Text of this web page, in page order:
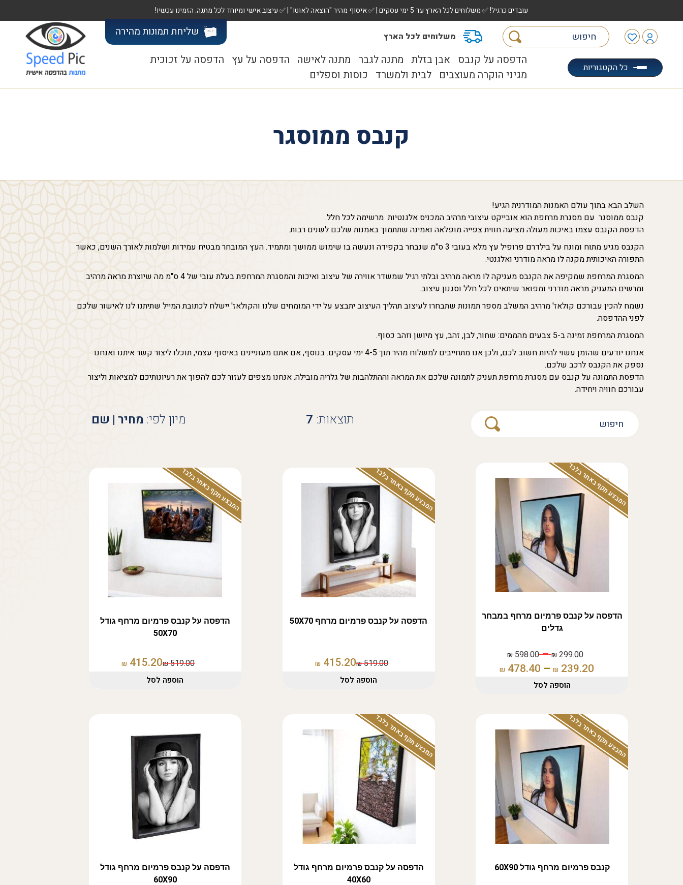
עובדים כרגיל! ✅ משלוחים לכל הארץ עד 5 ימי עסקים | ✅ איסוף מהיר "הוצאה לאוטו" | ✅ עיצוב אישי ומיוחד לכל מתנה. הזמינו עכשיו!
משלוחים לכל הארץ שליחת תמונות מהירה
כל הקטגוריות
הדפסה על קנבס אבן בזלת מתנה לגבר מתנה לאישה הדפסה על עץ הדפסה על זכוכית
מגיני הוקרה מעוצבים לבית ולמשרד כוסות וספלים
קנבס ממוסגר
השלב הבא בתוך עולם האמנות המודרנית הגיע!
קנבס ממוסגר עם מסגרת מרחפת הוא אובייקט עיצובי מרהיב המכניס אלגנטיות מרשימה לכל חלל.
הדפסת הקנבס עצמו באיכות מעולה מציעה חווית צפייה מופלאה ואמינה שתתמוך באמנות שלכם לשנים רבות.
הקנבס מגיע מתוח ומונח על בילדרם פרופיל עץ מלא בעובי 3 ס"מ שנבחר בקפידה ונעשה בו שימוש ממושך ומתמיד. העץ המובחר מבטיח עמידות ושלמות לאורך השנים, כאשר
התפורה האיכותית מקנה לו מראה מודרני ואלגנטי.
המסגרת המרחפת שמקיפה את הקנבס מעניקה לו מראה מרהיב ובלתי רגיל שמשדר אווירה של עיצוב ואיכות והמסגרת המרחפת בעלת עובי של 4 ס"מ מה שיוצרת מראה מרהיב
ומרשים המעניק מראה מודרני ומפואר שיתאים לכל חלל וסגנון עיצוב.
נשמח להכין עבורכם קולאז' מרהיב המשלב מספר תמונות שתבחרו לעיצוב תהליך העיצוב יתבצע על ידי המומחים שלנו והקולאז' יישלח לכתובת המייל שתיתנו לנו לאישור שלכם
לפני ההדפסה.
המסגרת המרחפת זמינה ב-5 צבעים מהממים: שחור, לבן, זהב, עץ מיושן וזהב כסוף.
אנחנו יודעים שהזמן עשוי להיות חשוב לכם, ולכן אנו מתחייבים למשלוח מהיר תוך 4-5 ימי עסקים. בנוסף, אם אתם מעוניינים באיסוף עצמי, תוכלו ליצור קשר איתנו ואנחנו
נספק את הקנבס לרכב שלכם.
הדפסת התמונה על קנבס עם מסגרת מרחפת תעניק לתמונה שלכם את המראה וההתלהבות של גלריה מובילה. אנחנו מצפים לעזור לכם להפוך את רעיונותיכם למציאות וליצור
עבורכם חוויה ויחידה.
תוצאות: 7 מיון לפי: מחיר | שם
המבצע תקף באתר בלבד
הדפסה על קנבס פרמיום מרחף במבחר
גדלים
299.00
₪
–
598.00
₪
239.20
₪
–
478.40
₪
הוספה לסל
המבצע תקף באתר בלבד
הדפסה על קנבס פרמיום מרחף 50X70
519.00
₪
415.20
₪
הוספה לסל
המבצע תקף באתר בלבד
הדפסה על קנבס פרמיום מרחף גודל
50X70
519.00
₪
415.20
₪
הוספה לסל
המבצע תקף באתר בלבד
קנבס פרמיום מרחף גודל 60X90
המבצע תקף באתר בלבד
הדפסה על קנבס פרמיום מרחף גודל
40X60
הדפסה על קנבס פרמיום מרחף גודל
60X90